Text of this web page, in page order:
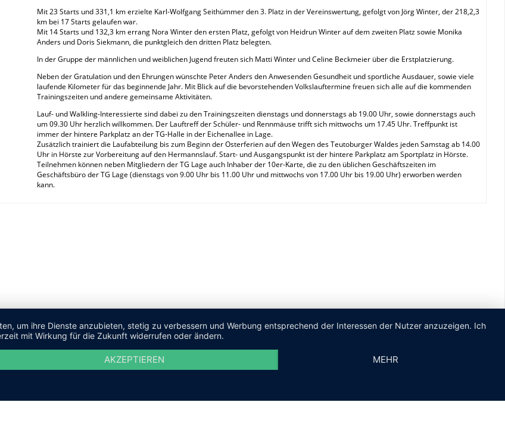
Mit 23 Starts und 331,1 km erzielte Karl-Wolfgang Seithümmer den 3. Platz in der Vereinswertung, gefolgt von Jörg Winter, der 218,2,3
km bei 17 Starts gelaufen war.
Mit 14 Starts und 132,3 km errang Nora Winter den ersten Platz, gefolgt von Heidrun Winter auf dem zweiten Platz sowie Monika
Anders und Doris Siekmann, die punktgleich den dritten Platz belegten.
In der Gruppe der männlichen und weiblichen Jugend freuten sich Matti Winter und Celine Beckmeier über die Erstplatzierung.
Neben der Gratulation und den Ehrungen wünschte Peter Anders den Anwesenden Gesundheit und sportliche Ausdauer, sowie viele
laufende Kilometer für das beginnende Jahr. Mit Blick auf die bevorstehenden Volkslauftermine freuen sich alle auf die kommenden
Trainingszeiten und andere gemeinsame Aktivitäten.
Lauf- und Walkling-Interessierte sind dabei zu den Trainingszeiten dienstags und donnerstags ab 19.00 Uhr, sowie donnerstags auch
um 09.30 Uhr herzlich willkommen. Der Lauftreff der Schüler- und Rennmäuse trifft sich mittwochs um 17.45 Uhr. Treffpunkt ist
immer der hintere Parkplatz an der TG-Halle in der Eichenallee in Lage.
Zusätzlich trainiert die Laufabteilung bis zum Beginn der Osterferien auf den Wegen des Teutoburger Waldes jeden Samstag ab 14.00
Uhr in Hörste zur Vorbereitung auf den Hermannslauf. Start- und Ausgangspunkt ist der hintere Parkplatz am Sportplatz in Hörste.
Teilnehmen können neben Mitgliedern der TG Lage auch Inhaber der 10er-Karte, die zu den üblichen Geschäftszeiten im
Geschäftsbüro der TG Lage (dienstags von 9.00 Uhr bis 11.00 Uhr und mittwochs von 17.00 Uhr bis 19.00 Uhr) erworben werden
kann.
um ihre Dienste anzubieten, stetig zu verbessern und Werbung entsprechend der Interessen der Nutzer anzuzeigen. Ich
mit Wirkung für die Zukunft widerrufen oder ändern.
AKZEPTIEREN MEHR